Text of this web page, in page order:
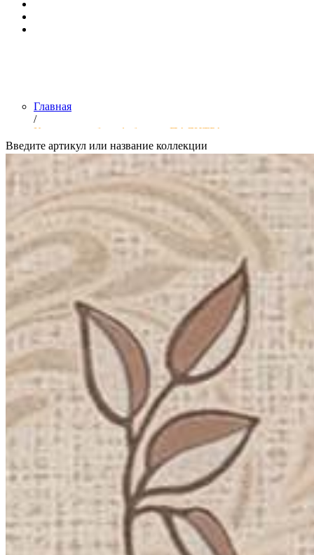
Главная
/
Коллекции обоев фабрики «ПАЛИТРА»
Введите артикул или название коллекции